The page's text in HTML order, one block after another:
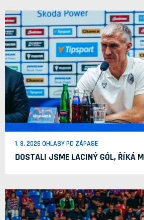
1. 8. 2026 OHLASY PO ZÁPASE
DOSTALI JSME LACINÝ GÓL, ŘÍKÁ